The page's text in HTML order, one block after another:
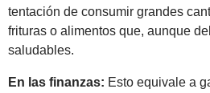
tentación de consumir grandes
frituras o alimentos que, aunque
saludables.
En las finanzas: Esto equivale a